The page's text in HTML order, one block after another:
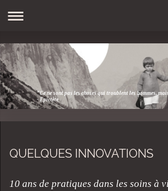
"Ce ne sont pas les choses qui troublent les hommes,
- Epictète
QUELQUES INNOVATIONS
10 ans de pratiques dans les soins à